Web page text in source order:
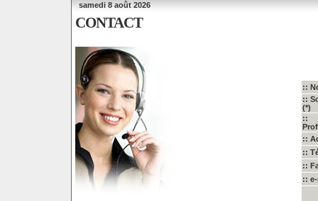
samedi 8 août 2026
CONTACT
::
::
(*)
::
::
::
::
::